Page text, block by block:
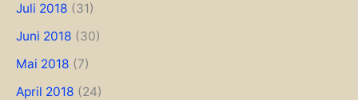
Juli 2018 (31)
Juni 2018 (30)
Mai 2018 (7)
April 2018 (24)